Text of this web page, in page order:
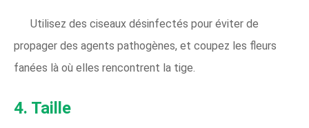
Utilisez des ciseaux désinfectés pour éviter de
propager des agents pathogènes, et coupez les fleurs
fanées là où elles rencontrent la tige.
4. Taille